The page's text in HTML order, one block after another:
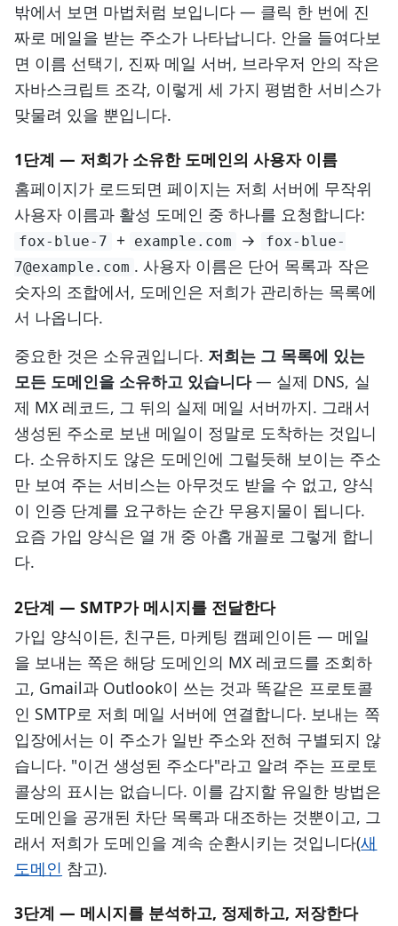
밖에서 보면 마법처럼 보입니다 — 클릭 한 번에 진
짜로 메일을 받는 주소가 나타납니다. 안을 들여다보
면 이름 선택기, 진짜 메일 서버, 브라우저 안의 작은
자바스크립트 조각, 이렇게 세 가지 평범한 서비스가
맞물려 있을 뿐입니다.
1단계 — 저희가 소유한 도메인의 사용자 이름
홈페이지가 로드되면 페이지는 저희 서버에 무작위
사용자 이름과 활성 도메인 중 하나를 요청합니다:
fox-blue-7 + example.com →
fox-blue-
7@example.com . 사용자 이름은 단어 목록과 작은
숫자의 조합에서, 도메인은 저희가 관리하는 목록에
서 나옵니다.
중요한 것은 소유권입니다. 저희는 그 목록에 있는
모든 도메인을 소유하고 있습니다— 실제 DNS, 실
제 MX 레코드, 그 뒤의 실제 메일 서버까지. 그래서
생성된 주소로 보낸 메일이 정말로 도착하는 것입니
다. 소유하지도 않은 도메인에 그럴듯해 보이는 주소
만 보여 주는 서비스는 아무것도 받을 수 없고, 양식
이 인증 단계를 요구하는 순간 무용지물이 됩니다.
요즘 가입 양식은 열 개 중 아홉 개꼴로 그렇게 합니
다.
2단계 — SMTP가 메시지를 전달한다
가입 양식이든, 친구든, 마케팅 캠페인이든 — 메일
을 보내는 쪽은 해당 도메인의 MX 레코드를 조회하
고, Gmail과 Outlook이 쓰는 것과 똑같은 프로토콜
인 SMTP로 저희 메일 서버에 연결합니다. 보내는 쪽
입장에서는 이 주소가 일반 주소와 전혀 구별되지 않
습니다. "이건 생성된 주소다"라고 알려 주는 프로토
콜상의 표시는 없습니다. 이를 감지할 유일한 방법은
도메인을 공개된 차단 목록과 대조하는 것뿐이고, 그
래서 저희가 도메인을 계속 순환시키는 것입니다(새
도메인 참고).
3단계 — 메시지를 분석하고, 정제하고, 저장한다